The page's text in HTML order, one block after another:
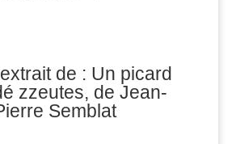
de : Un picard
zzeutes, de Jean-
Semblat